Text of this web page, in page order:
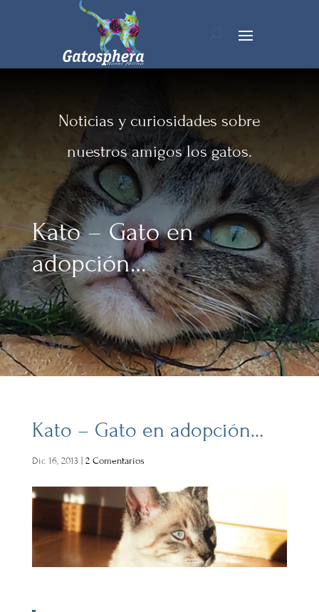
Noticias y curiosidades sobre
nuestros amigos los gatos.
Kato – Gato en
adopción…
Kato – Gato en adopción…
Dic 16, 2013| 2 Comentarios